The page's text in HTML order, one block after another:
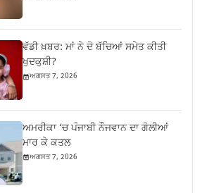
ਵੱਡੀ ਖ਼ਬਰ: ਮਾਂ ਨੇ ਦੋ ਬੱਚਿਆਂ ਸਮੇਤ ਕੀਤੀ
ਖੁਦਕੁਸ਼ੀ?
ਅਗਸਤ 7, 2026
ਅਮਰੀਕਾ ‘ਚ ਪੰਜਾਬੀ ਨੌਜਵਾਨ ਦਾ ਗੋਲੀਆਂ
ਮਾਰ ਕੇ ਕਤਲ
ਅਗਸਤ 7, 2026